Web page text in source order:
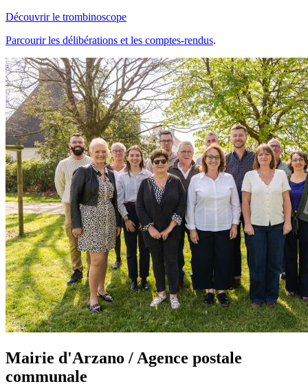
Découvrir le trombinoscope
Parcourir les délibérations et les comptes-rendus.
Mairie d'Arzano / Agence postale
communale